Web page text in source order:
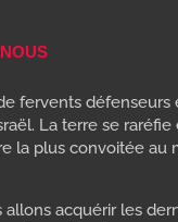
fervents défenseurs
La terre se
la plus convoitée au
allons acquérir les